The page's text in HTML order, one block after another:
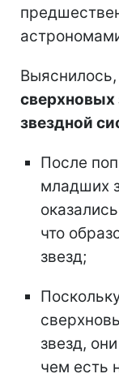
Выяснилось,
сверхновых
звездной
После
младших
что
звезд;
звезд,
чем есть